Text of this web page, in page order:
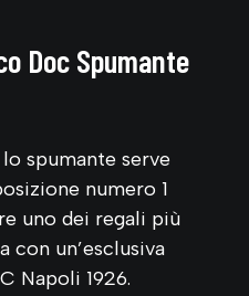
Doc Spumante
spumante serve
numero 1
uno dei regali più
con un’esclusiva
Napoli 1926.